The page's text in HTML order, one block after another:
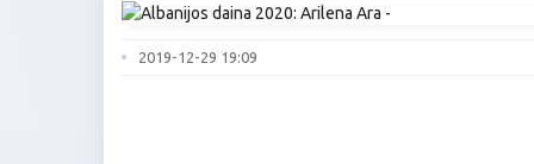
2019-12-29 19:09